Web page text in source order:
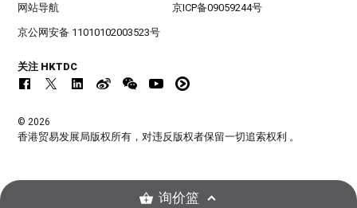
网站导航 京ICP备09059244号
京公网安备 11010102003523号
关注 HKTDC
© 2026
香港贸易发展局版权所有，对违反版权者保留一切追索权利 。
询价篮